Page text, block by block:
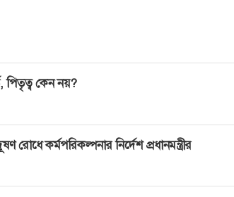
পিতৃত্ব কেন নয়?
রোধে কর্মপরিকল্পনার নির্দেশ প্রধানমন্ত্রীর